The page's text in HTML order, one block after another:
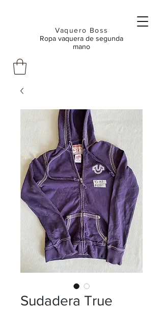
Vaquero Boss
Ropa vaquera de segunda
mano
Sudadera True